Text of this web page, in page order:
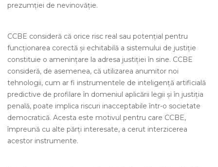
prezumției de nevinovăție.
CCBE consideră că orice risc real sau potențial pentru
funcționarea corectă și echitabilă a sistemului de justiție
constituie o amenințare la adresa justiției în sine. CCBE
consideră, de asemenea, că utilizarea anumitor noi
tehnologii, cum ar fi instrumentele de inteligență artificială
predictive de profilare în domeniul aplicării legii și în justiția
penală, poate implica riscuri inacceptabile într-o societate
democratică. Acesta este motivul pentru care CCBE,
împreună cu alte părți interesate, a cerut interzicerea
acestor instrumente.